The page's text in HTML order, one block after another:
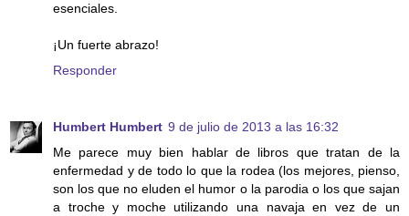
esenciales.
¡Un fuerte abrazo!
Responder
Humbert Humbert 9 de julio de 2013 a las 16:32
Me parece muy bien hablar de libros que tratan de la
enfermedad y de todo lo que la rodea (los mejores, pienso,
son los que no eluden el humor o la parodia o los que sajan
a troche y moche utilizando una navaja en vez de un